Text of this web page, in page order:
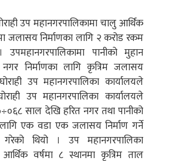
उप महानगरपालिकामा चालु आर्थिक
जलासय निर्माणका लागि २ करोड रकम
पानीको मुहान
निर्माणका लागि कृत्रिम जलासय
उप महानगरपालिका कार्यालयले
उप महानगरपालिका कार्यालयले
साल देखि हरित नगर तथा पानीको
एक वडा एक जलासय निर्माण गर्ने
गरेको थियो । उप महानगरपालिका
वर्षमा ८ स्थानमा कृत्रिम ताल